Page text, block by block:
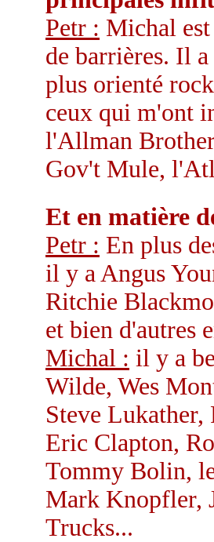
Petr : Michal
de barrières. Il
plus orienté
ceux qui m'ont
l'Allman
Gov't Mule,
Et en matière
Petr : En plus
il y a Angus
Ritchie
et bien d'autres
Michal : il y a
Wilde, Wes
Steve Lukather,
Eric Clapton,
Tommy Bolin,
Mark Knopfler,
Trucks...